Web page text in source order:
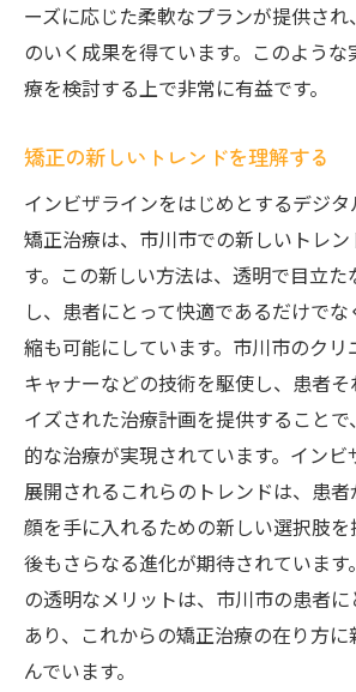
ーズに応じた柔軟なプランが提供さ
のいく成果を得ています。このよう
療を検討する上で非常に有益です。
矯正の新しいトレンドを理解する
インビザラインをはじめとするデジ
矯正治療は、市川市での新しいトレン
す。この新しい方法は、透明で目立た
し、患者にとって快適であるだけで
縮も可能にしています。市川市のクリ
キャナーなどの技術を駆使し、患者
イズされた治療計画を提供すること
的な治療が実現されています。イン
展開されるこれらのトレンドは、患
顔を手に入れるための新しい選択肢
後もさらなる進化が期待されています
の透明なメリットは、市川市の患者
あり、これからの矯正治療の在り方
んでいます。